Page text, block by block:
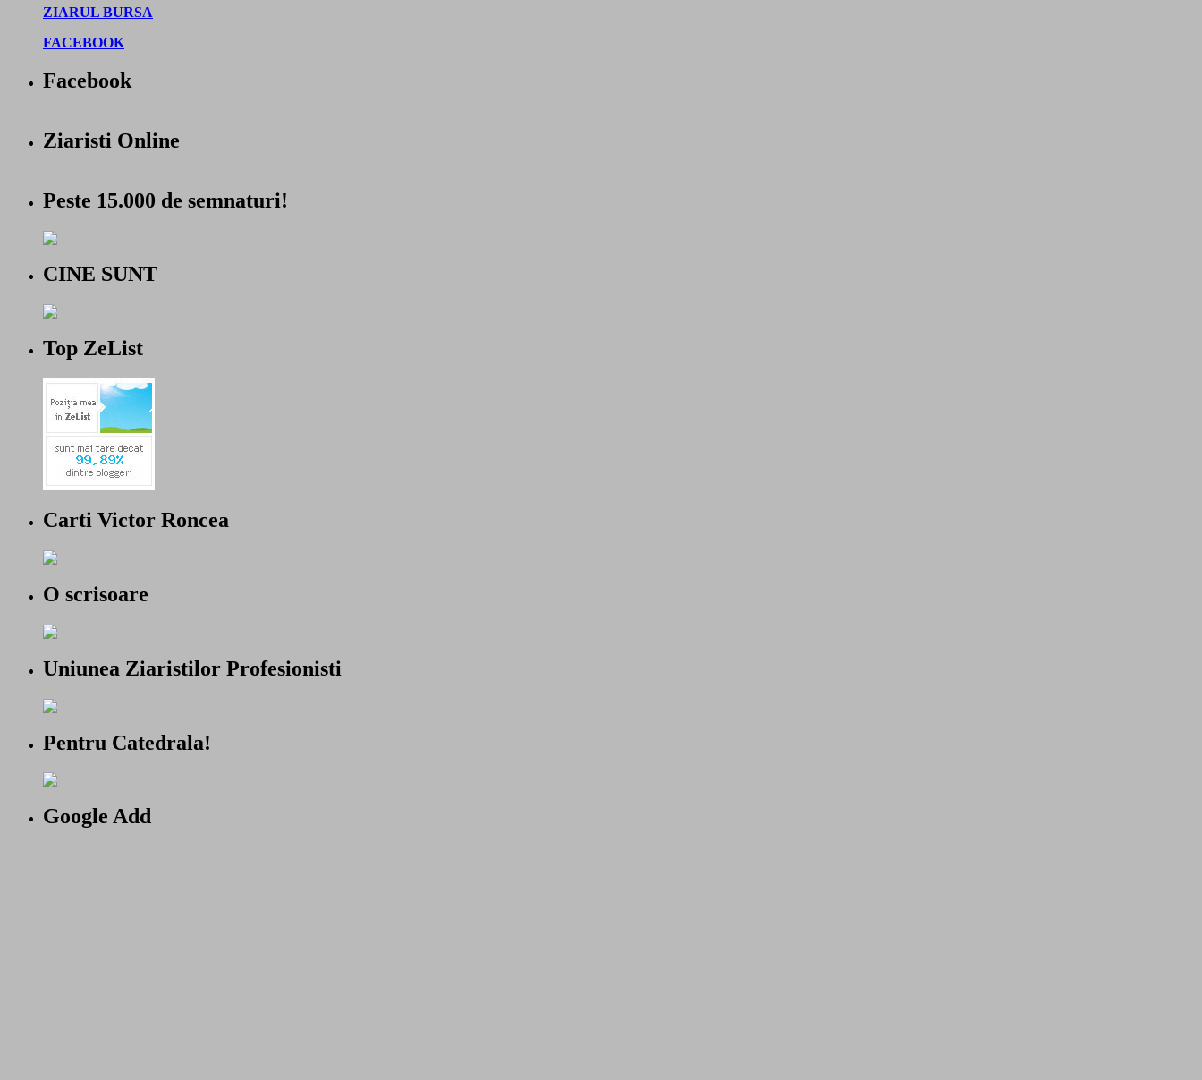
ZIARUL BURSA
FACEBOOK
Facebook
Ziaristi Online
Peste 15.000 de semnaturi!
CINE SUNT
Top ZeList
Carti Victor Roncea
O scrisoare
Uniunea Ziaristilor Profesionisti
Pentru Catedrala!
Google Add